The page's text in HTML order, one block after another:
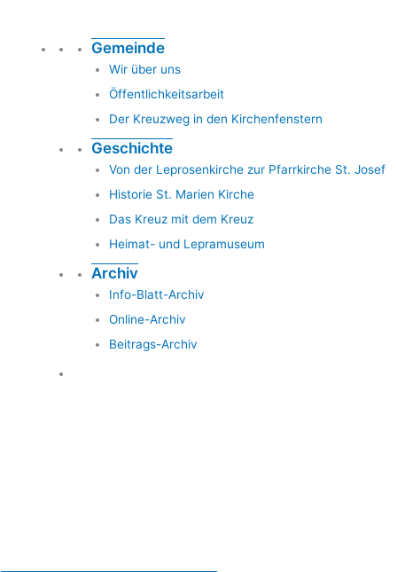
Gemeinde
Wir über uns
Öffentlichkeitsarbeit
Der Kreuzweg in den Kirchenfenstern
Geschichte
Von der Leprosenkirche zur Pfarrkirche St. Josef
Historie St. Marien Kirche
Das Kreuz mit dem Kreuz
Heimat- und Lepramuseum
Archiv
Info-Blatt-Archiv
Online-Archiv
Beitrags-Archiv